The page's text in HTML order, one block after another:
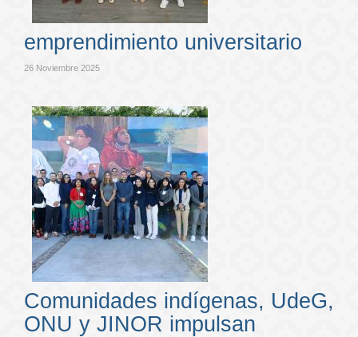
emprendimiento universitario
26 Noviembre 2025
Comunidades indígenas, UdeG,
ONU y JINOR impulsan